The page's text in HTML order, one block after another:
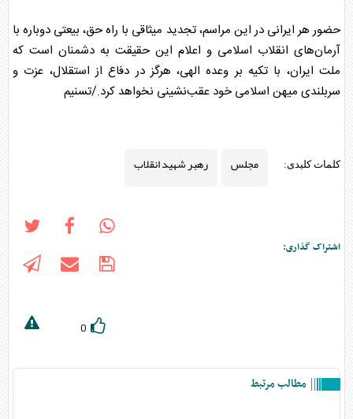
حضور هر ایرانی در این مراسم، تجدید میثاقی با راه حق، بیعتی دوباره با
آرمان‌های انقلاب اسلامی و اعلام این حقیقت به دشمنان است که
ملت ایران، با تکیه بر وعده الهی، هرگز در دفاع از استقلال، عزت و
سربلندی میهن اسلامی خود عقب‌نشینی نخواهد کرد./تسنیم
کلمات کلیدی: مجلس رهبر شهید انقلاب
اشتراک گذاری:
0
مطالب مرتبط